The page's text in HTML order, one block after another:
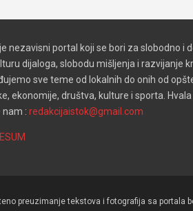
nezavisni portal koji se bori za slobodno i
dijaloga, slobodu mišljenja i razvijanje
sve teme od lokalnih do onih od
ekonomije, društva, kulture i sporta.
nam :redakcijaistok@gmail.com
preuzimanje tekstova i fotografija sa portala